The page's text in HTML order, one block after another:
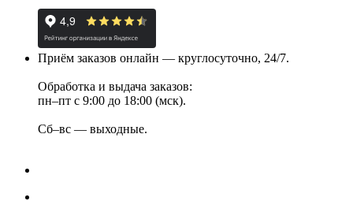
Приём заказов онлайн — круглосуточно, 24/7.
Обработка и выдача заказов:
пн–пт с 9:00 до 18:00 (мск).
Сб–вс — выходные.